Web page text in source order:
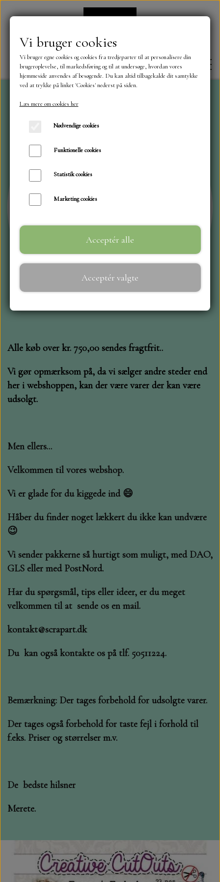
OM OS
KONTAKT
WEBSHOP
REPRINT
MAJA KARTON
MINTAY PAPERS
DIE CUTS FRA MINTAY
DIE CUTS OG KLISTERMÆRKER
MØNSTER BLOKKE 20X20 CM
MØNSTER BLOKKE 30,5 X 30,5 CM
..MØNSTREDE OG ENSFARVEDE
A6 BLOKKE
SIMPLE AND BASIC
DIES
TEKSTER
JUL
Alle køb over kr. 750,00 sendes fragtfrit..
Vi gør opmærksom på, da vi sælger andre steder end
her i webshoppen, kan der være varer der kan være
udsolgt.
Men ellers...
Velkommen til vores webshop.
Vi er glade for du kiggede ind 😄
Håber du finder noget lækkert du ikke kan undvære
😉
Vi sender pakkerne så hurtigt som muligt, med DAO,
GLS eller med PostNord.
Har du spørgsmål, tips eller ideer, er du meget
velkommen til at sende os en mail.
kontakt@scrapart.dk
Du kan også kontakte os på tlf. 50511224.
Bemærkning: Der tages forbehold for udsolgte varer.
Der tages også forbehold for taste fejl i forhold til
f.eks. Priser og størrelser m.v.
De bedste hilsner
Merete.
Vi bruger cookies
Vi bruger egne cookies og cookies fra tredjeparter til at personalisere din
brugeroplevelse, til markedsføring og til at undersøge, hvordan vores
hjemmeside anvendes af besøgende. Du kan altid tilbagekalde dit samtykke
ved at trykke på linket 'Cookies' nederst på siden.
Læs mere om cookies her
Nødvendige cookies
Funktionelle cookies
Statistik cookies
Marketing cookies
Acceptér alle
Acceptér valgte